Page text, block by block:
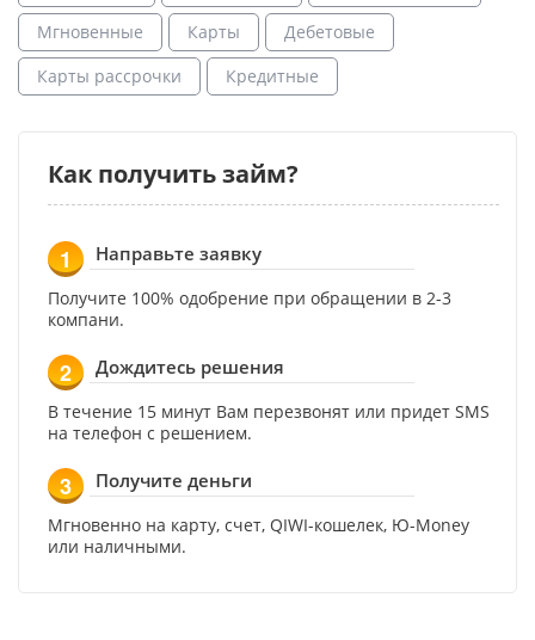
Мгновенные
Карты
Дебетовые
Карты рассрочки
Кредитные
Как получить займ?
1 Направьте заявку
Получите 100% одобрение при обращении в 2-3
компани.
2 Дождитесь решения
В течение 15 минут Вам перезвонят или придет SMS
на телефон с решением.
3 Получите деньги
Мгновенно на карту, счет, QIWI-кошелек, Ю-Money
или наличными.